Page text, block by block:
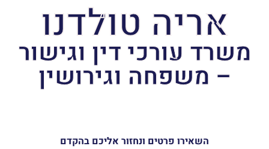
אריה טולדנו
משרד עורכי דין וגישור
– משפחה וגירושין
השאירו פרטים ונחזור אליכם בהקדם